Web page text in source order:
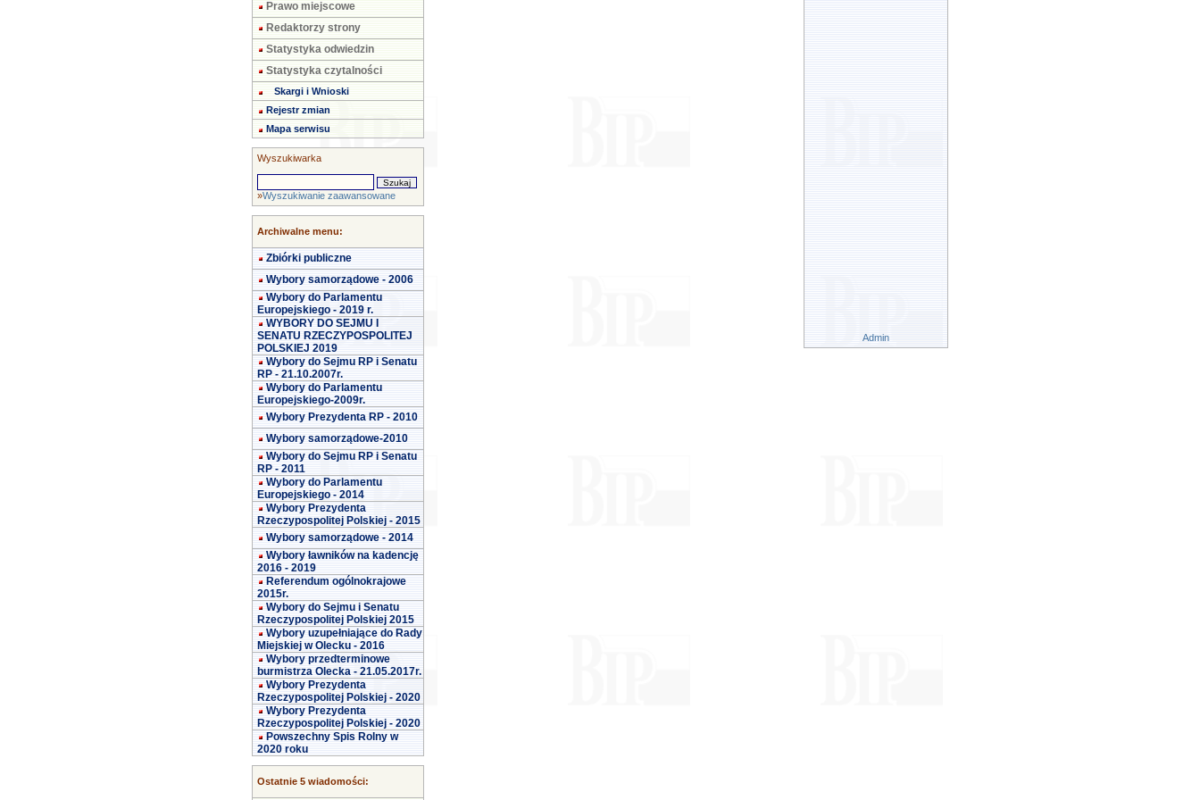
Prawo miejscowe
Redaktorzy strony
Statystyka odwiedzin
Statystyka czytalności
Skargi i Wnioski
Rejestr zmian
Mapa serwisu
Wyszukiwarka
»Wyszukiwanie zaawansowane
Archiwalne menu:
Zbiórki publiczne
Wybory samorządowe - 2006
Wybory do Parlamentu
Europejskiego - 2019 r.
WYBORY DO SEJMU I
SENATU RZECZYPOSPOLITEJ
POLSKIEJ 2019
Wybory do Sejmu RP i Senatu
RP - 21.10.2007r.
Wybory do Parlamentu
Europejskiego-2009r.
Wybory Prezydenta RP - 2010
Wybory samorządowe-2010
Wybory do Sejmu RP i Senatu
RP - 2011
Wybory do Parlamentu
Europejskiego - 2014
Wybory Prezydenta
Rzeczypospolitej Polskiej - 2015
Wybory samorządowe - 2014
Wybory ławników na kadencję
2016 - 2019
Referendum ogólnokrajowe
2015r.
Wybory do Sejmu i Senatu
Rzeczypospolitej Polskiej 2015
Wybory uzupełniające do Rady
Miejskiej w Olecku - 2016
Wybory przedterminowe
burmistrza Olecka - 21.05.2017r.
Wybory Prezydenta
Rzeczypospolitej Polskiej - 2020
Wybory Prezydenta
Rzeczypospolitej Polskiej - 2020
Powszechny Spis Rolny w
2020 roku
Ostatnie 5 wiadomości:
Admin